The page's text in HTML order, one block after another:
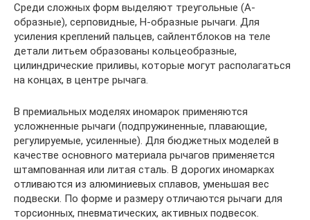
Среди сложных форм выделяют треугольные (А-
образные), серповидные, Н-образные рычаги. Для
усиления креплений пальцев, сайлентблоков на теле
детали литьем образованы кольцеобразные,
цилиндрические приливы, которые могут располагаться
на концах, в центре рычага.
В премиальных моделях иномарок применяются
усложненные рычаги (подпружиненные, плавающие,
регулируемые, усиленные). Для бюджетных моделей в
качестве основного материала рычагов применяется
штампованная или литая сталь. В дорогих иномарках
отливаются из алюминиевых сплавов, уменьшая вес
подвески. По форме и размеру отличаются рычаги для
торсионных, пневматических, активных подвесок.